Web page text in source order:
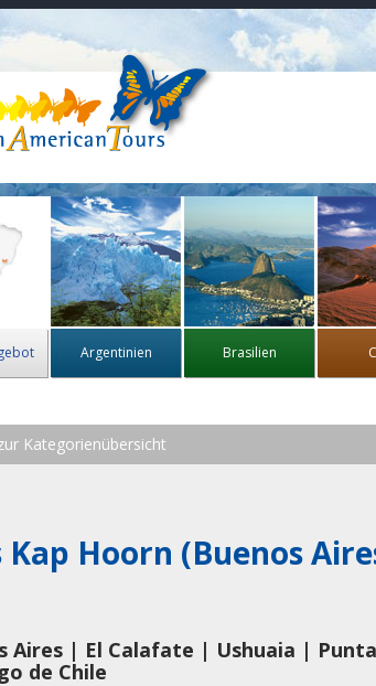
Argentinien Brasilien
Kategorienübersicht
Kap Hoorn (Buenos
Aires | El Calafate | Ushuaia |
de Chile